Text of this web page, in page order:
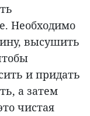
Необходимо
высушить
и придать
а затем
чистая